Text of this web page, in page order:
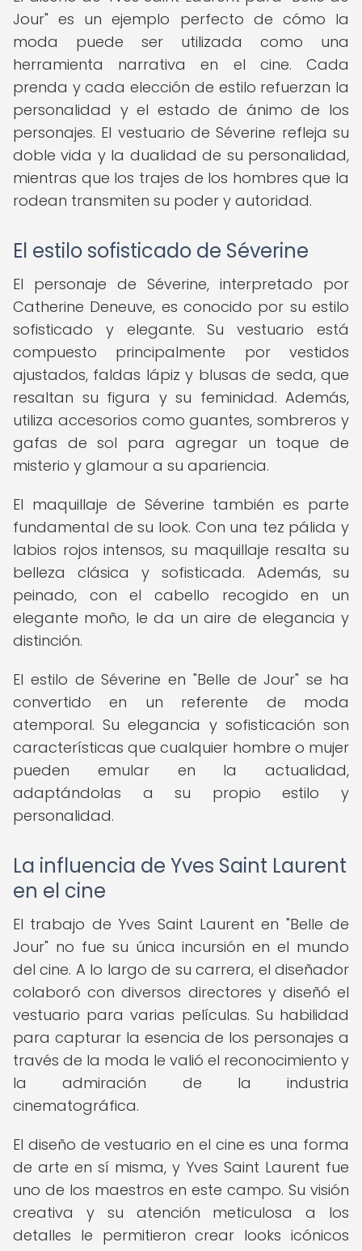
Jour" es un ejemplo perfecto de cómo la
moda puede ser utilizada como una
herramienta narrativa en el cine. Cada
prenda y cada elección de estilo refuerzan la
personalidad y el estado de ánimo de los
personajes. El vestuario de Séverine refleja su
doble vida y la dualidad de su personalidad,
mientras que los trajes de los hombres que la
rodean transmiten su poder y autoridad.
El estilo sofisticado de Séverine
El personaje de Séverine, interpretado por
Catherine Deneuve, es conocido por su estilo
sofisticado y elegante. Su vestuario está
compuesto principalmente por vestidos
ajustados, faldas lápiz y blusas de seda, que
resaltan su figura y su feminidad. Además,
utiliza accesorios como guantes, sombreros y
gafas de sol para agregar un toque de
misterio y glamour a su apariencia.
El maquillaje de Séverine también es parte
fundamental de su look. Con una tez pálida y
labios rojos intensos, su maquillaje resalta su
belleza clásica y sofisticada. Además, su
peinado, con el cabello recogido en un
elegante moño, le da un aire de elegancia y
distinción.
El estilo de Séverine en "Belle de Jour" se ha
convertido en un referente de moda
atemporal. Su elegancia y sofisticación son
características que cualquier hombre o mujer
pueden emular en la actualidad,
adaptándolas a su propio estilo y
personalidad.
La influencia de Yves Saint Laurent
en el cine
El trabajo de Yves Saint Laurent en "Belle de
Jour" no fue su única incursión en el mundo
del cine. A lo largo de su carrera, el diseñador
colaboró con diversos directores y diseñó el
vestuario para varias películas. Su habilidad
para capturar la esencia de los personajes a
través de la moda le valió el reconocimiento y
la admiración de la industria
cinematográfica.
El diseño de vestuario en el cine es una forma
de arte en sí misma, y Yves Saint Laurent fue
uno de los maestros en este campo. Su visión
creativa y su atención meticulosa a los
detalles le permitieron crear looks icónicos